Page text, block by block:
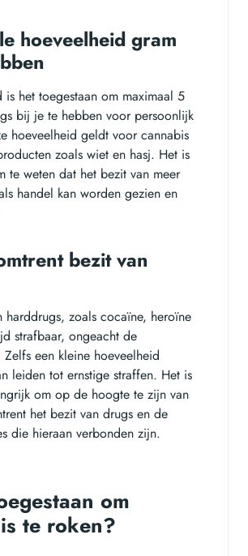
hoeveelheid gram
is het toegestaan om maximaal 5
bij je te hebben voor persoonlijk
hoeveelheid geldt voor cannabis
zoals wiet en hasj. Het is
te weten dat het bezit van meer
handel kan worden gezien en
bezit van
harddrugs, zoals cocaïne, heroïne
strafbaar, ongeacht de
een kleine hoeveelheid
leiden tot ernstige straffen. Het is
om op de hoogte te zijn van
het bezit van drugs en de
die hieraan verbonden zijn.
om
te roken?